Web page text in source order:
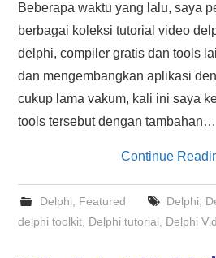
Beberapa waktu yang lalu, saya
berbagai koleksi tutorial video
delphi, compiler gratis dan tools
dan mengembangkan aplikasi
cukup lama vakum, kali ini saya
tools tersebut dengan tambahan…
Continue
Delphi Featured Delphi
delphi toolkit Delphi tutorial Delphi